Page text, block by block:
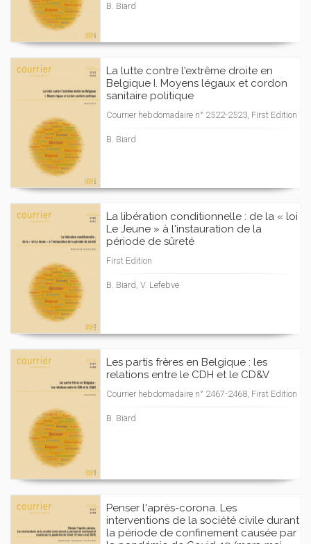
B. Biard
La lutte contre l'extrême droite en
Belgique I. Moyens légaux et cordon
sanitaire politique
Courrier hebdomadaire n° 2522-2523, First Edition
B. Biard
La libération conditionnelle : de la « loi
Le Jeune » à l'instauration de la
période de sûreté
First Edition
B. Biard, V. Lefebve
Les partis frères en Belgique : les
relations entre le CDH et le CD&V
Courrier hebdomadaire n° 2467-2468, First Edition
B. Biard
Penser l'après-corona. Les
interventions de la société civile durant
la période de confinement causée par